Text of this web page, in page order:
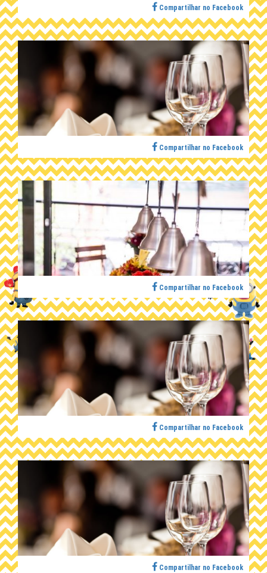
Compartilhar no Facebook
Compartilhar no Facebook
Compartilhar no Facebook
Compartilhar no Facebook
Compartilhar no Facebook